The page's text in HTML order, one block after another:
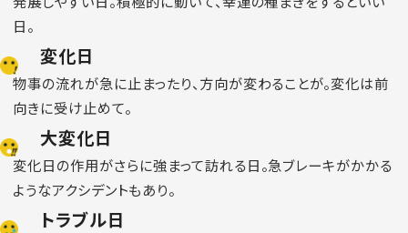
日。
変化日
物事の流れが急に止まったり、方向が変わることが。変化は前
向きに受け止めて。
大変化日
変化日の作用がさらに強まって訪れる日。急ブレーキがかかる
ようなアクシデントもあり。
トラブル日